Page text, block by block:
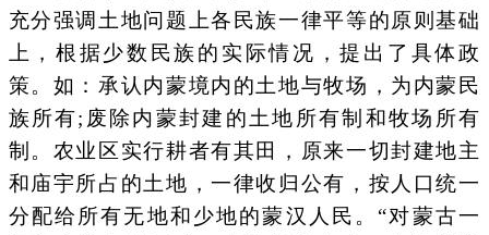
充分强调土地问题上各民族一律平等的原则基础
上，根据少数民族的实际情况，提出了具体政
策。如：承认内蒙境内的土地与牧场，为内蒙民
族所有;废除内蒙封建的土地所有制和牧场所有
制。农业区实行耕者有其田，原来一切封建地主
和庙宇所占的土地，一律收归公有，按人口统一
分配给所有无地和少地的蒙汉人民。“对蒙古一